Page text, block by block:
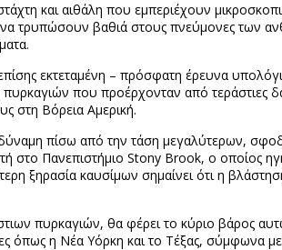
και αιθάλη που εμπεριέχουν
τρυπώσουν βαθιά στους πνεύμονες των
επίσης εκτεταμένη – πρόσφατη έρευνα
που προέρχονταν από τεράστιες
στη Βόρεια Αμερική.
δύναμη πίσω από την τάση μεγαλύτερων,
στο Πανεπιστήμιο Stony Brook, ο οποίος
ξηρασία καυσίμων σημαίνει ότι η
πυρκαγιών, θα φέρει το κύριο βάρος
όπως η Νέα Υόρκη και το Τέξας, σύμφωνα